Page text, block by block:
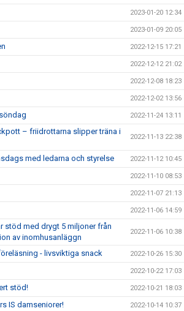
2023-01-20 12:34
2023-01-09 20:05
2022-12-15 17:21
2022-12-12 21:02
2022-12-08 18:23
2022-12-02 13:56
2022-11-24 13:11
– friidrottarna slipper träna i
2022-11-13 22:38
med ledarna och styrelse 2022-11-12 10:45
2022-11-10 08:53
2022-11-07 21:13
2022-11-06 14:59
stöd med drygt 5 miljoner från
av inomhusanläggn
2022-11-06 10:38
- livsviktiga snack 2022-10-26 15:30
2022-10-22 17:03
stöd! 2022-10-21 18:03
IS damseniorer! 2022-10-14 10:37